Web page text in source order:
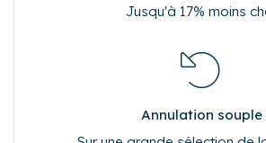
Meilleur tarif garanti
Jusqu'à 17% moins